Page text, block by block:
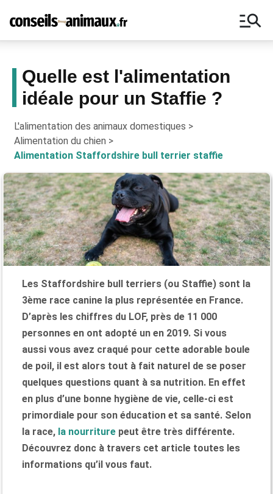
manage_search
Quelle est l'alimentation
idéale pour un Staffie ?
L'alimentation des animaux domestiques >
Alimentation du chien >
Alimentation Staffordshire bull terrier staffie
Les Staffordshire bull terriers (ou Staffie) sont la
3ème race canine la plus représentée en France.
D’après les chiffres du LOF, près de 11 000
personnes en ont adopté un en 2019. Si vous
aussi vous avez craqué pour cette adorable boule
de poil, il est alors tout à fait naturel de se poser
quelques questions quant à sa nutrition. En effet
en plus d’une bonne hygiène de vie, celle-ci est
primordiale pour son éducation et sa santé. Selon
la race, la nourriture peut être très différente.
Découvrez donc à travers cet article toutes les
informations qu’il vous faut.
Bons plans, astuces, ne manquez
aucun conseil pour vos animaux !